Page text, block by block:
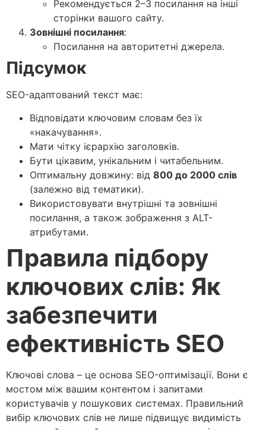
Рекомендується 2–3 посилання на інші
сторінки вашого сайту.
Зовнішні посилання:
Посилання на авторитетні джерела.
Підсумок
SEO-адаптований текст має:
Відповідати ключовим словам без їх
«накачування».
Мати чітку ієрархію заголовків.
Бути цікавим, унікальним і читабельним.
Оптимальну довжину: від 800 до 2000 слів
(залежно від тематики).
Використовувати внутрішні та зовнішні
посилання, а також зображення з ALT-
атрибутами.
Правила підбору
ключових слів: Як
забезпечити
ефективність SEO
Ключові слова – це основа SEO-оптимізації. Вони є
мостом між вашим контентом і запитами
користувачів у пошукових системах. Правильний
вибір ключових слів не лише підвищує видимість